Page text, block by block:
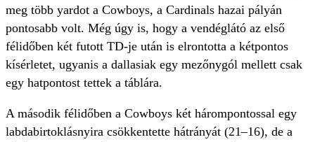
meg több yardot a Cowboys, a Cardinals hazai pályán
pontosabb volt. Még úgy is, hogy a vendéglátó az első
félidőben két futott TD-je után is elrontotta a kétpontos
kísérletet, ugyanis a dallasiak egy mezőnygól mellett csak
egy hatpontost tettek a táblára.
A második félidőben a Cowboys két hárompontossal egy
labdabirtoklásnyira csökkentette hátrányát (21–16), de a